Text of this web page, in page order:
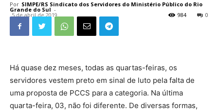
Por SIMPE/RS Sindicato dos Servidores do Ministério Público do Rio
Grande do Sul -
5 de abril de 2019 0
984
Há quase dez meses, todas as quartas-feiras, os
servidores vestem preto em sinal de luto pela falta de
uma proposta de PCCS para a categoria. Na última
quarta-feira, 03, não foi diferente. De diversas formas,